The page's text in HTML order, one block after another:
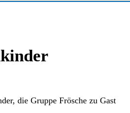
die Gruppe Frösche zu Gast